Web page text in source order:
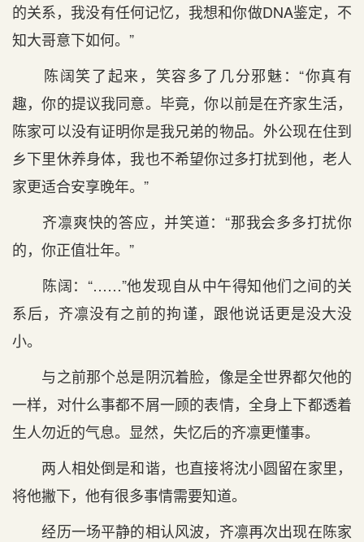
的关系，我没有任何记忆，我想和你做DNA鉴定，不
知大哥意下如何。”
陈阔笑了起来，笑容多了几分邪魅：“你真有
趣，你的提议我同意。毕竟，你以前是在齐家生活，
陈家可以没有证明你是我兄弟的物品。外公现在住到
乡下里休养身体，我也不希望你过多打扰到他，老人
家更适合安享晚年。”
齐凛爽快的答应，并笑道：“那我会多多打扰你
的，你正值壮年。”
陈阔：“……”他发现自从中午得知他们之间的关
系后，齐凛没有之前的拘谨，跟他说话更是没大没
小。
与之前那个总是阴沉着脸，像是全世界都欠他的
一样，对什么事都不屑一顾的表情，全身上下都透着
生人勿近的气息。显然，失忆后的齐凛更懂事。
两人相处倒是和谐，也直接将沈小圆留在家里，
将他撇下，他有很多事情需要知道。
经历一场平静的相认风波，齐凛再次出现在陈家